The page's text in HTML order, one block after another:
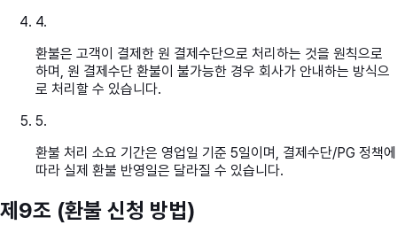
4.
환불은 고객이 결제한 원 결제수단으로 처리하는 것을 원칙으로
하며, 원 결제수단 환불이 불가능한 경우 회사가 안내하는 방식으
로 처리할 수 있습니다.
5.
환불 처리 소요 기간은 영업일 기준 5일이며, 결제수단/PG 정책에
따라 실제 환불 반영일은 달라질 수 있습니다.
제9조 (환불 신청 방법)